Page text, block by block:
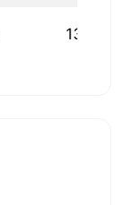
13:27